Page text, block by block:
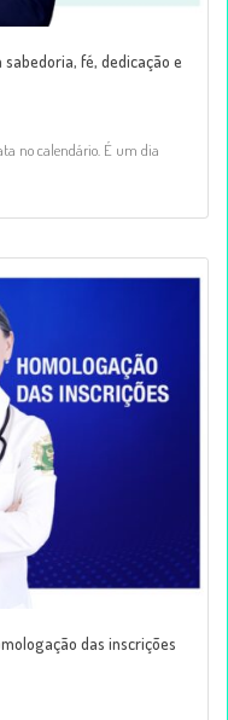
fé, dedicação e
no calendário. É um dia
das inscrições